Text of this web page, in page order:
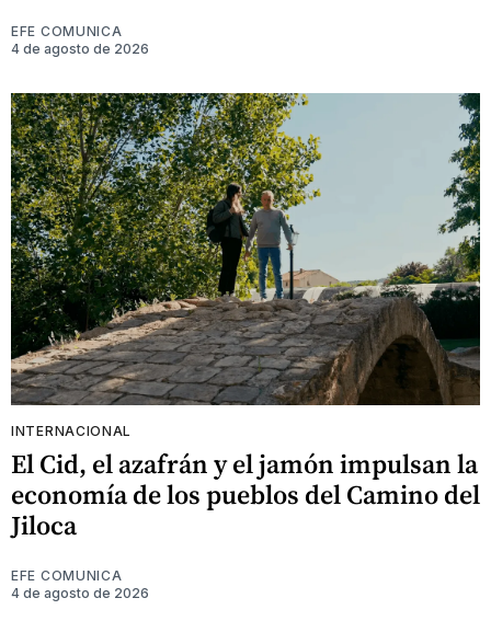
EFE COMUNICA
4 de agosto de 2026
INTERNACIONAL
El Cid, el azafrán y el jamón impulsan la
economía de los pueblos del Camino del
Jiloca
EFE COMUNICA
4 de agosto de 2026